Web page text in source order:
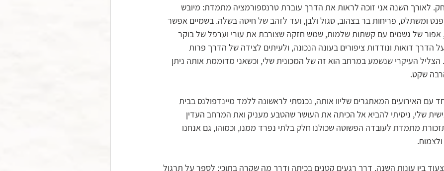
לאורך השנה אני זוכה לראות את הדרך עוברת טרנספורמציה מתמדת: מיובש
ומשתלט, פריחות בר בצהוב, סגול ולבן, ועד לזהב של חיטה בשלה. בשמיים אפשר
אפור של גשמים עם קשתות שלמות, שמש חזקה שצורבת את עורי וערפל של בוקר
הדרך דואות ונודדות ציפורים בעונה הנכונה, ולעיתים לצידה של הדרך פרות
הצליל העיקרי שנשמע במרחב הוא זה של המכונית שלי, וכשאני מדוממת אותה ניתן
שקט.
עם האירועים המאתגרים שליוו אותה, נכנסתי לראשונה ללמד מיינדפולנס בבית
שלי, ניסיתי להביא אל הכיתה את העושר שהטבע מעניק ואת המרחב העדין
מתמדת לעובדה הפשוטה שכולנו חלק בלתי נפרד ממנו, וכמוהו, גם אנחנו
בין עונות השנה, דרך רגעים קטנים בכיתה ודרך מה שקרה בתוכי; לספר על תרגול